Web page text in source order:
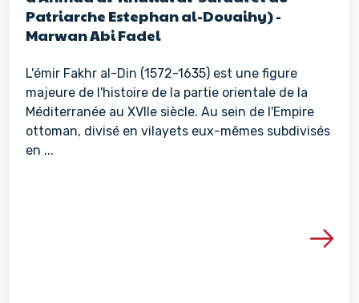
Patriarche Estephan al-Douaihy) -
Marwan Abi Fadel
L'émir Fakhr al-Din (1572-1635) est une figure
majeure de l'histoire de la partie orientale de la
Méditerranée au XVIIe siècle. Au sein de l'Empire
ottoman, divisé en vilayets eux-mêmes subdivisés
en ...
Voir les détails de la